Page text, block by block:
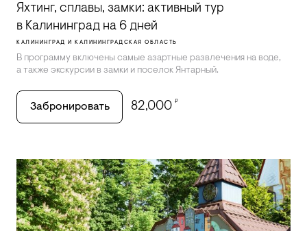
Яхтинг, сплавы, замки: активный тур
в Калининград на 6 дней
КАЛИНИНГРАД И КАЛИНИНГРАДСКАЯ ОБЛАСТЬ
В программу включены самые азартные развлечения на воде,
а также экскурсии в замки и поселок Янтарный.
Забронировать 82,000 ₽